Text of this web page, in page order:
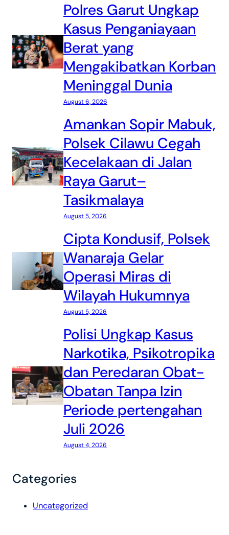
Polres Garut Ungkap
Kasus Penganiayaan
Berat yang
Mengakibatkan Korban
Meninggal Dunia
August 6, 2026
Amankan Sopir Mabuk,
Polsek Cilawu Cegah
Kecelakaan di Jalan
Raya Garut–
Tasikmalaya
August 5, 2026
Cipta Kondusif, Polsek
Wanaraja Gelar
Operasi Miras di
Wilayah Hukumnya
August 5, 2026
Polisi Ungkap Kasus
Narkotika, Psikotropika
dan Peredaran Obat-
Obatan Tanpa Izin
Periode pertengahan
Juli 2026
August 4, 2026
Categories
Uncategorized